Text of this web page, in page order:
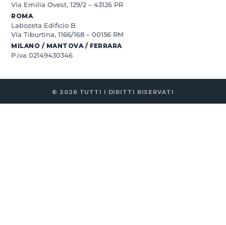
Via Emilia Ovest, 129/2 – 43126 PR
ROMA
Labozeta Edificio B
Via Tiburtina, 1166/168 – 00156 RM
MILANO / MANTOVA / FERRARA
P.iva 02149430346
© 2026 TUTTI I DIRITTI RISERVATI